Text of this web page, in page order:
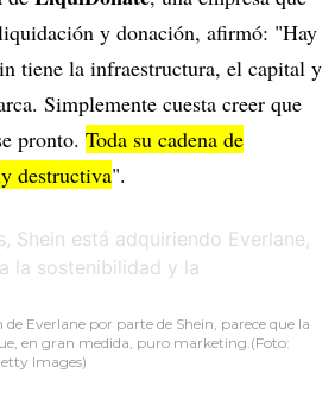
y donación, afirmó: "Hay
tiene la infraestructura, el capital y
Simplemente cuesta creer que
pronto. Toda su cadena de
destructiva".
Everlane por parte de Shein, parece que la
en gran medida, puro marketing.(Foto:
Images)